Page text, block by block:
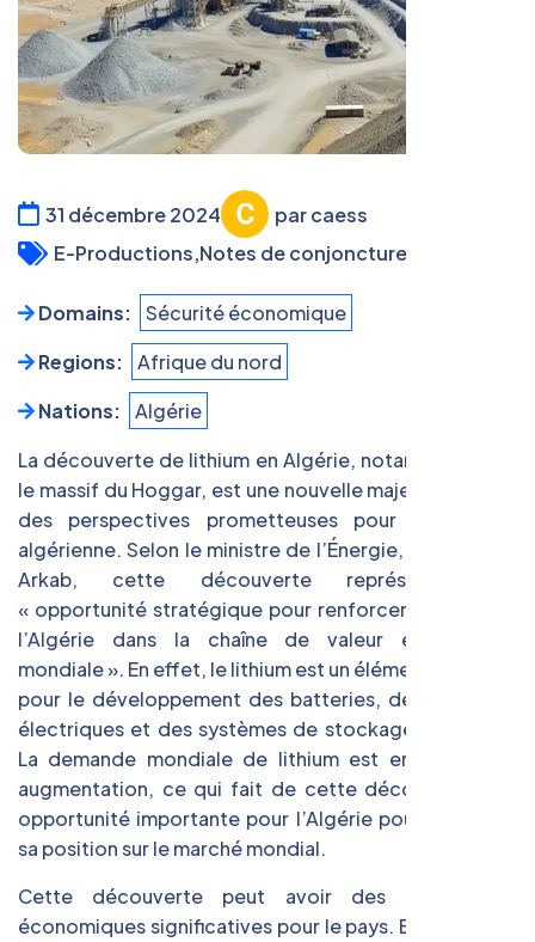
31 décembre 2024
par caess
E-Productions,Notes de conjoncture
Domains:
Sécurité économique
Regions:
Afrique du nord
Nations:
Algérie
La découverte de lithium en Algérie, notamment dans
le massif du Hoggar, est une nouvelle majeure ouvrant
des perspectives prometteuses pour l’économie
algérienne. Selon le ministre de l’Énergie, Mohammed
Arkab, cette découverte représente une
« opportunité stratégique pour renforcer la place de
l’Algérie dans la chaîne de valeur énergétique
mondiale ». En effet, le lithium est un élément essentiel
pour le développement des batteries, des véhicules
électriques et des systèmes de stockage d’énergie.
La demande mondiale de lithium est en constante
augmentation, ce qui fait de cette découverte une
opportunité importante pour l’Algérie pour renforcer
sa position sur le marché mondial.
Cette découverte peut avoir des implications
économiques significatives pour le pays. En effet, elle